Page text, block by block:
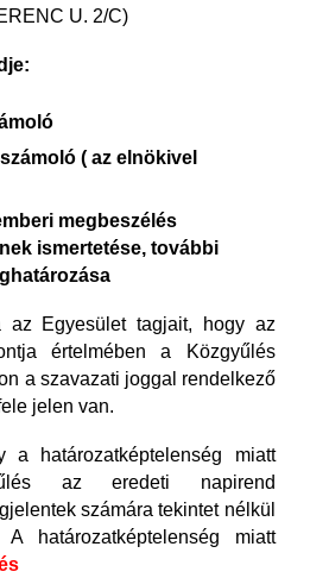
U. 2/C)
( az elnökivel
megbeszélés
ismertetése, további
az Egyesület tagjait, hogy az
értelmében a Közgyűlés
a szavazati joggal rendelkező
jelen van.
a határozatképtelenség miatt
az eredeti napirend
számára tekintet nélkül
A határozatképtelenség miatt